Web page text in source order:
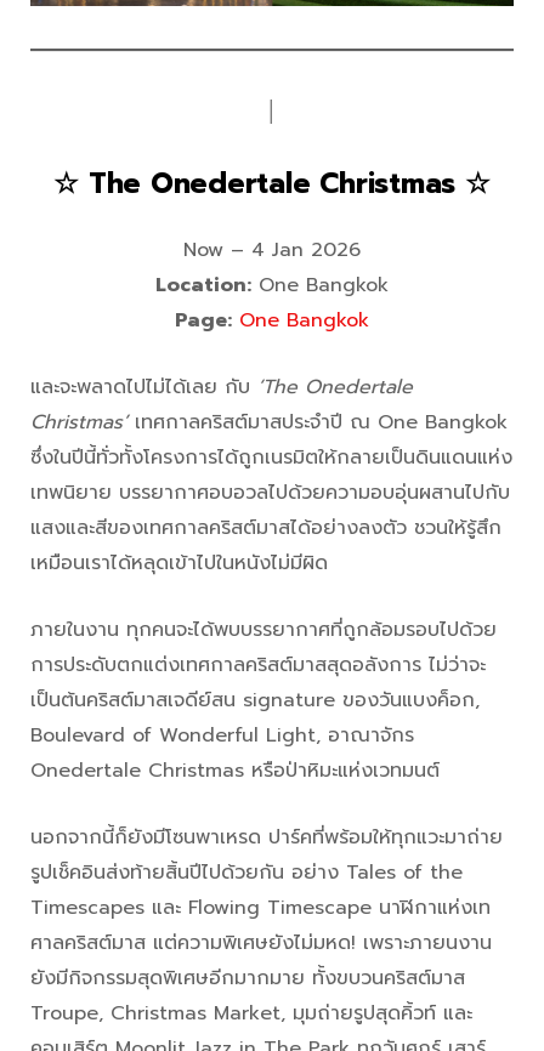
☆ The Onedertale Christmas ☆
Now – 4 Jan 2026
Location: One Bangkok
Page: One Bangkok
และจะพลาดไปไม่ได้เลย กับ ‘The Onedertale
Christmas’เทศกาลคริสต์มาสประจำปี ณ One Bangkok
ซึ่งในปีนี้ทั่วทั้งโครงการได้ถูกเนรมิตให้กลายเป็นดินแดนแห่ง
เทพนิยาย บรรยากาศอบอวลไปด้วยความอบอุ่นผสานไปกับ
แสงและสีของเทศกาลคริสต์มาสได้อย่างลงตัว ชวนให้รู้สึก
เหมือนเราได้หลุดเข้าไปในหนังไม่มีผิด
ภายในงาน ทุกคนจะได้พบบรรยากาศที่ถูกล้อมรอบไปด้วย
การประดับตกแต่งเทศกาลคริสต์มาสสุดอลังการ ไม่ว่าจะ
เป็นต้นคริสต์มาสเจดีย์สน signature ของวันแบงค็อก,
Boulevard of Wonderful Light, อาณาจักร
Onedertale Christmas หรือป่าหิมะแห่งเวทมนต์
นอกจากนี้ก็ยังมีโซนพาเหรด ปาร์คที่พร้อมให้ทุกแวะมาถ่าย
รูปเช็คอินส่งท้ายสิ้นปีไปด้วยกัน อย่าง Tales of the
Timescapes และ Flowing Timescape นาฬิกาแห่งเท
ศาลคริสต์มาส แต่ความพิเศษยังไม่มหด! เพราะภายนงาน
ยังมีกิจกรรมสุดพิเศษอีกมากมาย ทั้งขบวนคริสต์มาส
Troupe, Christmas Market, มุมถ่ายรูปสุดคิ้วท์ และ